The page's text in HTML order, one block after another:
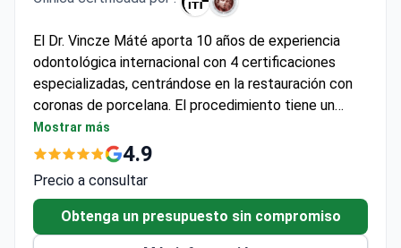
El Dr. Vincze Máté aporta 10 años de experiencia
odontológica internacional con 4 certificaciones
especializadas, centrándose en la restauración con
coronas de porcelana. El procedimiento tiene un
coste aproximado de 295–395 EUR, que suele incluir
la colocación de la corona, radiografía digital y
consulta. Rosental Dental cuenta con el
ofrece garantías de 5 años para las coronas y
alojamiento cómodo en las instalaciones.
Mostrar más
Precio a consultar
Obtenga un presupuesto sin compromiso
Más información